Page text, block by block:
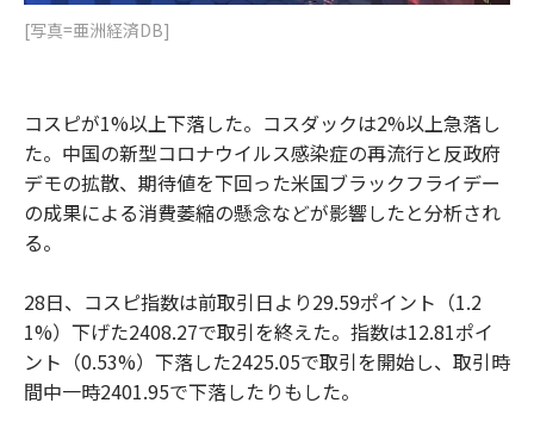
[写真=亜洲経済DB]
コスピが1%以上下落した。コスダックは2%以上急落し
た。中国の新型コロナウイルス感染症の再流行と反政府
デモの拡散、期待値を下回った米国ブラックフライデー
の成果による消費萎縮の懸念などが影響したと分析され
る。
28日、コスピ指数は前取引日より29.59ポイント（1.2
1%）下げた2408.27で取引を終えた。指数は12.81ポイ
ント（0.53%）下落した2425.05で取引を開始し、取引時
間中一時2401.95で下落したりもした。